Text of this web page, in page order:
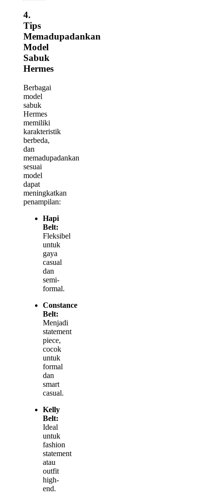
4.
Tips
Memadupadankan
Model
Sabuk
Hermes
Berbagai
model
sabuk
Hermes
memiliki
karakteristik
berbeda,
dan
memadupadankan
sesuai
model
dapat
meningkatkan
penampilan:
Hapi
Belt:
Fleksibel
untuk
gaya
casual
dan
semi-
formal.
Constance
Belt:
Menjadi
statement
piece,
cocok
untuk
formal
dan
smart
casual.
Kelly
Belt:
Ideal
untuk
fashion
statement
atau
outfit
high-
end.